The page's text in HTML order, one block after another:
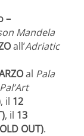
–
Mandela
all’Adriatic
al Pala
Pal’Art
, il 12
, il 13
OUT).